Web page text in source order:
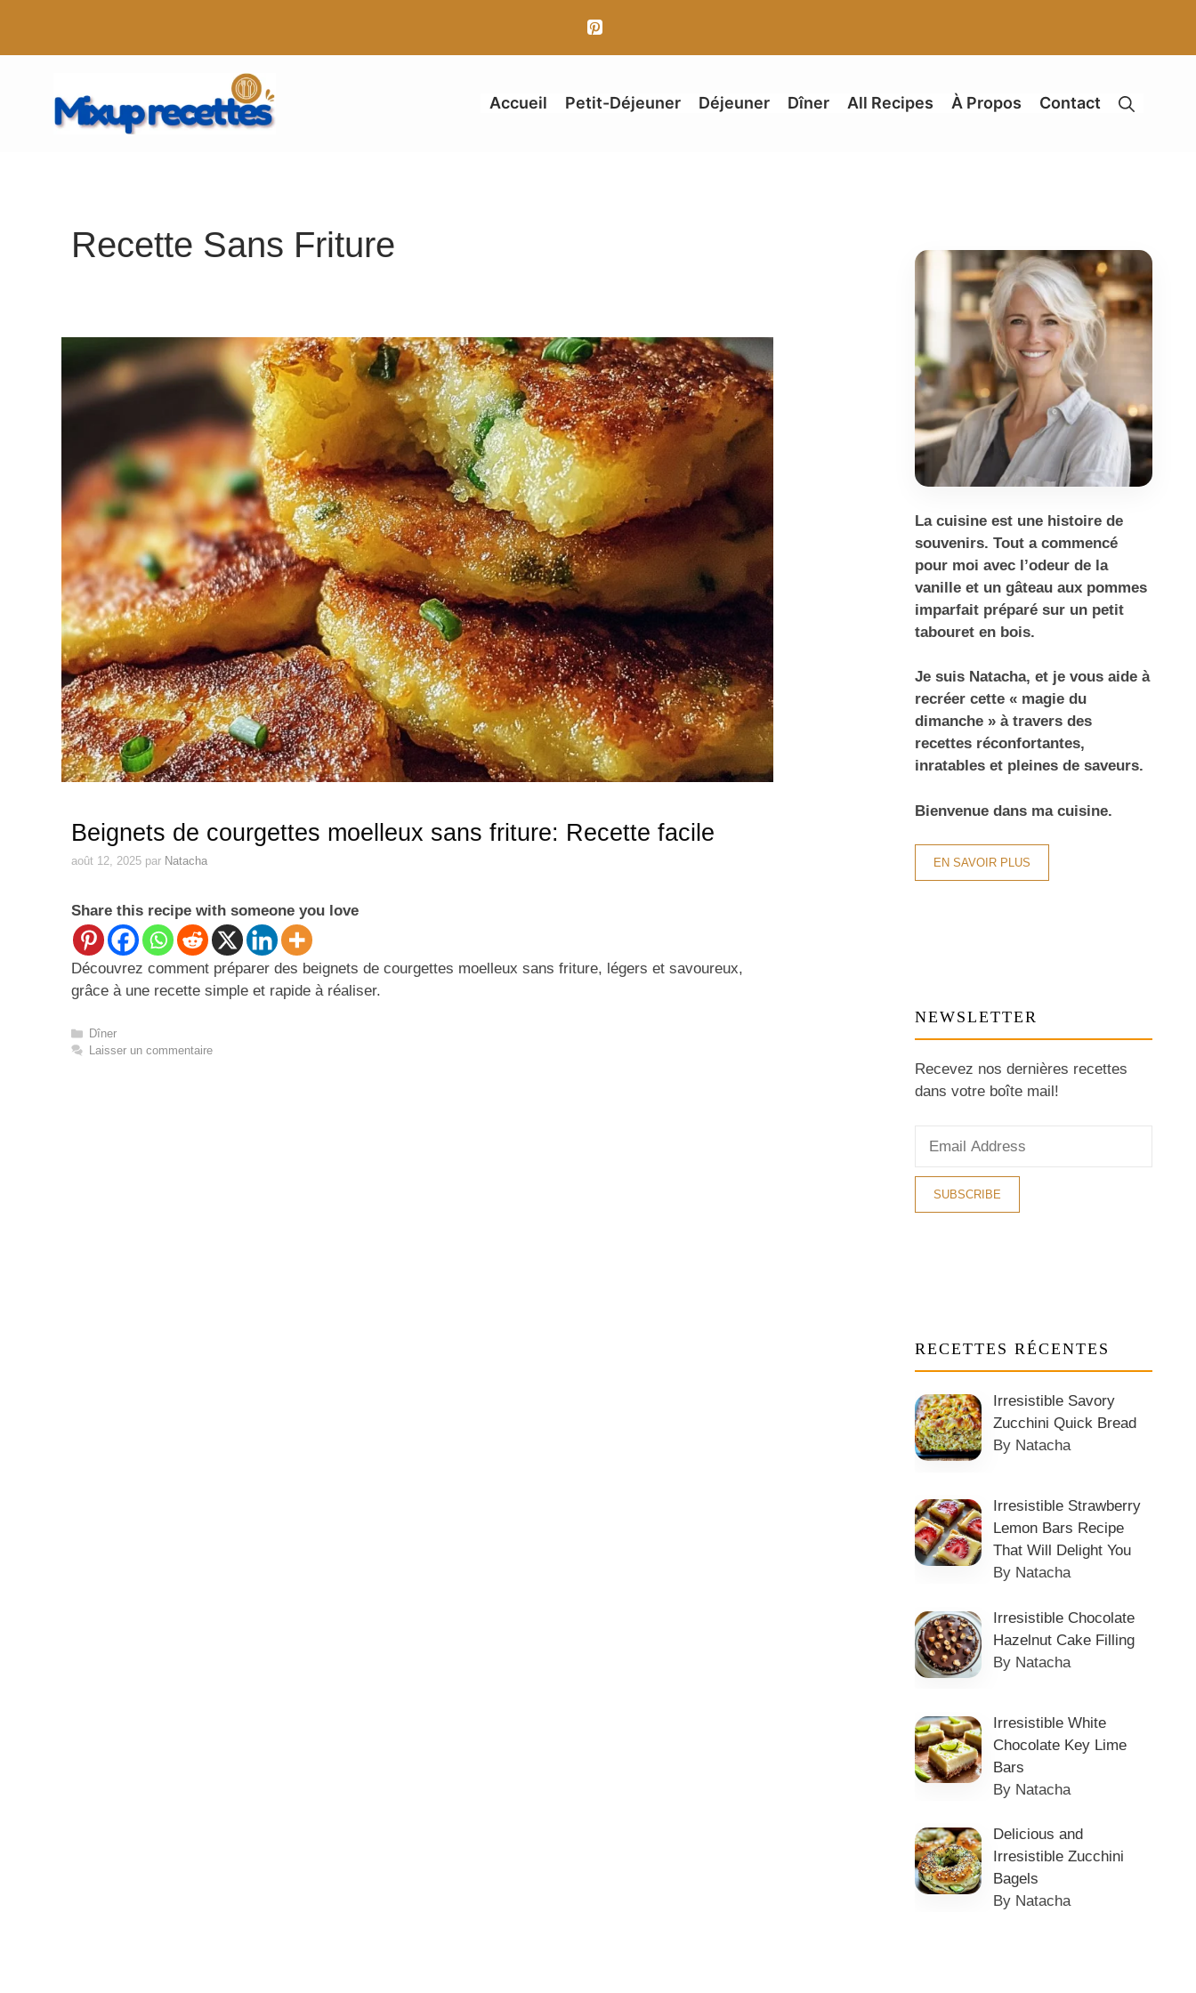
contenu
Accueil Petit-Déjeuner Déjeuner Dîner All Recipes À Propos Contact
Recette Sans Friture
Beignets de courgettes moelleux sans friture: Recette facile
août 12, 2025 par Natacha
Share this recipe with someone you love
Découvrez comment préparer des beignets de courgettes moelleux sans friture, légers et savoureux,
grâce à une recette simple et rapide à réaliser.
Catégories
Dîner
Laisser un commentaire
La cuisine est une histoire de
souvenirs. Tout a commencé
pour moi avec l’odeur de la
vanille et un gâteau aux pommes
imparfait préparé sur un petit
tabouret en bois.
Je suis Natacha, et je vous aide à
recréer cette « magie du
dimanche » à travers des
recettes réconfortantes,
inratables et pleines de saveurs.
Bienvenue dans ma cuisine.
EN SAVOIR PLUS
NEWSLETTER
Recevez nos dernières recettes
dans votre boîte mail!
RECETTES RÉCENTES
Irresistible Savory
Zucchini Quick Bread
By Natacha
Irresistible Strawberry
Lemon Bars Recipe
That Will Delight You
By Natacha
Irresistible Chocolate
Hazelnut Cake Filling
By Natacha
Irresistible White
Chocolate Key Lime
Bars
By Natacha
Delicious and
Irresistible Zucchini
Bagels
By Natacha